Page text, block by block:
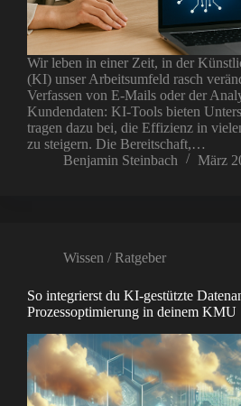
Wir leben in einer Zeit, in der
(KI) unser Arbeitsumfeld rasch
Verfassen von E-Mails oder der
Kundendaten: KI-Tools bieten
tragen dazu bei, die Effizienz in
zu steigern. Die Bereitschaft,…
Benjamin Steinbach
März
Wissen / Ratgeber
So integrierst du KI-gestützte
Prozessoptimierung in deinem KMU